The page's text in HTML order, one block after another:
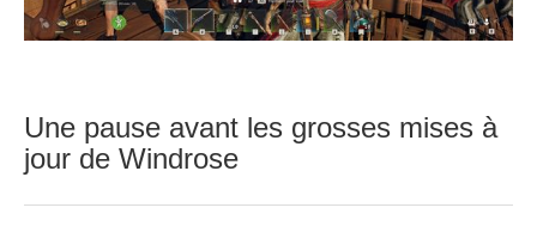
Une pause avant les grosses mises à
jour de Windrose